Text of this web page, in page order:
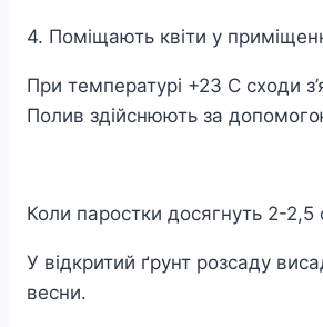
4. Поміщають квіти у
При температурі +23 С сходи
Полив здійснюють за
Коли паростки досягнуть 2-2,5
У відкритий ґрунт розсаду
весни.